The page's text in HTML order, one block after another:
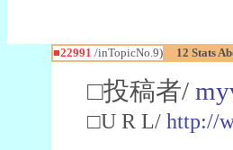
■22991 /inTopicNo.9) 12 Stats
□投稿者/
□U R L/ http://